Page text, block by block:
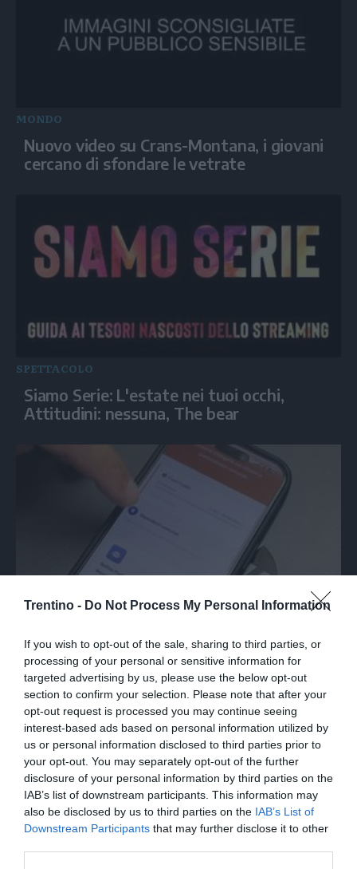
Trentino - Do Not Process My Personal Information
If you wish to opt-out of the sale, sharing to third parties, or
processing of your personal or sensitive information for
targeted advertising by us, please use the below opt-out
section to confirm your selection. Please note that after your
opt-out request is processed you may continue seeing
interest-based ads based on personal information utilized by
us or personal information disclosed to third parties prior to
your opt-out. You may separately opt-out of the further
disclosure of your personal information by third parties on the
IAB’s list of downstream participants. This information may
also be disclosed by us to third parties on the IAB’s List of
Downstream Participants that may further disclose it to other
MONDO
Nuovo video su Crans-Montana, i giovani
cercano di sfondare le vetrate
SPETTACOLO
Siamo Serie: L'estate nei tuoi occhi,
Attitudini: nessuna, The bear
La fibra aiuta l'IA ad abbattere la
burocrazia, progetto pilota in Veneto